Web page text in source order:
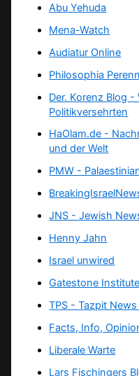
Abu Yehuda
Mena-Watch
Audiatur Online
Philosophia
Der. Korenz Blog
Politikversehrten
HaOlam.de -
und der Welt
PMW -
JNS - Jewish
Henny Jahn
Israel unwired
Gatestone Institute
TPS -Tazpit
Facts, Info,
Liberale Warte
Lars Fischingers